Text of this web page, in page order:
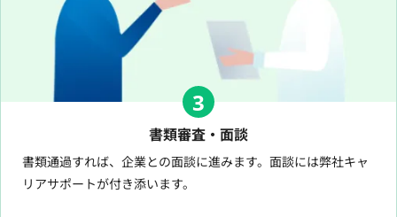
3
書類審査・面談
書類通過すれば、企業との面談に進みます。面談には弊社キャ
リアサポートが付き添います。